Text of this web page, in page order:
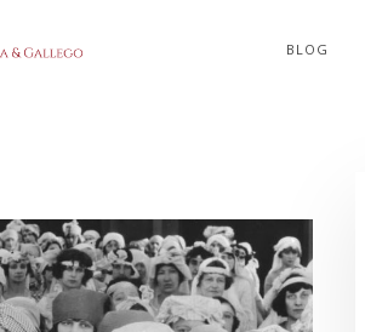
BLOG